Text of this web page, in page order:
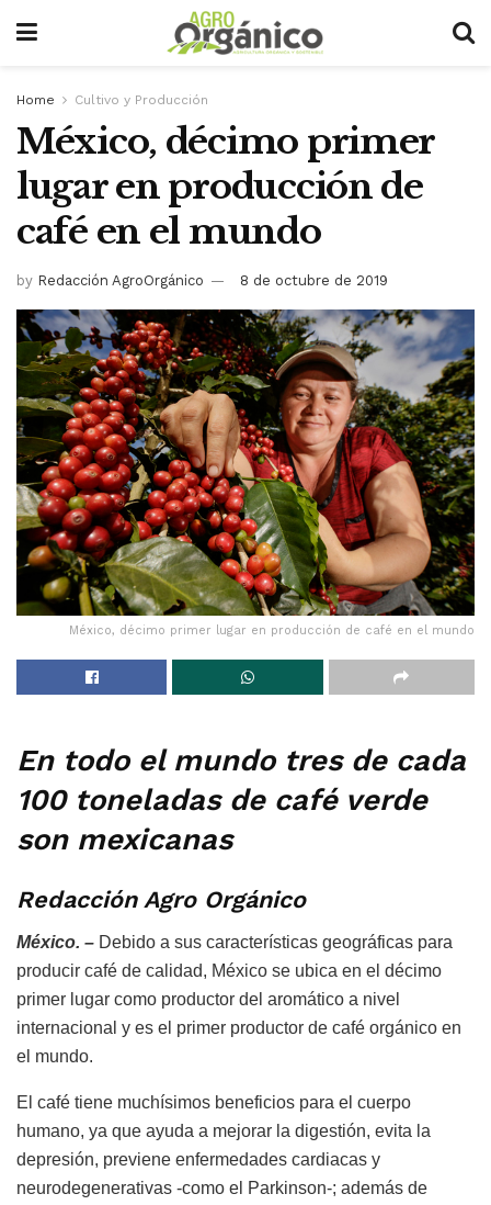
Home Cultivo y Producción
México, décimo primer
lugar en producción de
café en el mundo
by Redacción AgroOrgánico 8 de octubre de 2019
México, décimo primer lugar en producción de café en el mundo
En todo el mundo tres de cada
100 toneladas de café verde
son mexicanas
Redacción Agro Orgánico
México. – Debido a sus características geográficas para
producir café de calidad, México se ubica en el décimo
primer lugar como productor del aromático a nivel
internacional y es el primer productor de café orgánico en
el mundo.
El café tiene muchísimos beneficios para el cuerpo
humano, ya que ayuda a mejorar la digestión, evita la
depresión, previene enfermedades cardiacas y
neurodegenerativas -como el Parkinson-; además de